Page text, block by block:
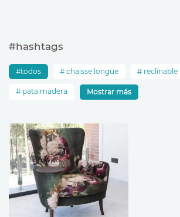
#hashtags
todos chaisse longue reclinable
pata madera Mostrar más